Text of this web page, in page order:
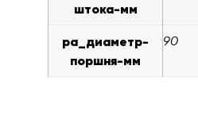
штока-мм
pa_диаметр-
поршня-мм
90